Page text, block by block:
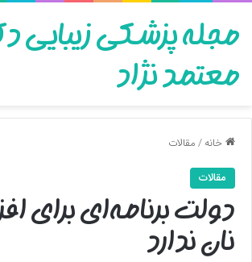
مجله پزشکی زیبایی
معتمد نژاد
خانه/مقالات
مقالات
دولت برنامه‌ای برای
نان ندارد